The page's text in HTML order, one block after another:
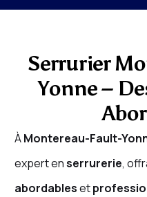
Serrurier
Yonne –
ÀMontereau-Fault-
expert enserrurerie,
abordableset